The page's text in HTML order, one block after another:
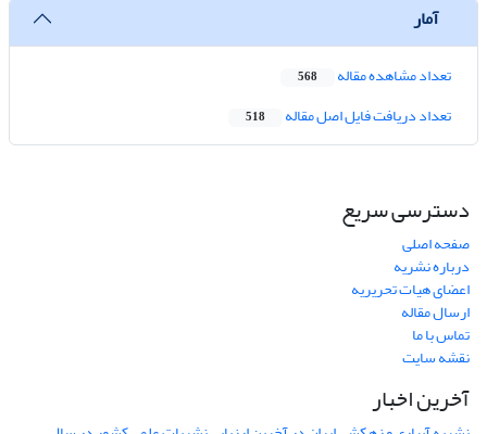
آمار
تعداد مشاهده مقاله 568
تعداد دریافت فایل اصل مقاله 518
دسترسی سریع
صفحه اصلی
درباره نشریه
اعضای هیات تحریریه
ارسال مقاله
تماس با ما
نقشه سایت
آخرین اخبار